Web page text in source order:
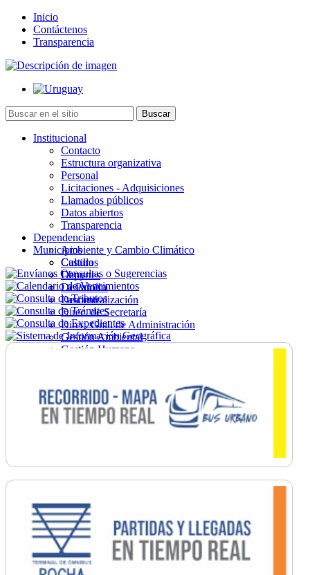
Inicio
Contáctenos
Transparencia
Institucional
Contacto
Estructura organizativa
Personal
Licitaciones - Adquisiciones
Llamados públicos
Datos abiertos
Transparencia
Dependencias
Ambiente y Cambio Climático
Cultura
Deportes
Desarrollo
Descentralización
Direc. de Secretaría
Direc. Gral. de Administración
Gestión Ambiental
Gestión Humana
Ordenamiento
Promoción Social
Salud
Secretaría General
Municipios
Castillos
Chuy
La Paloma
Lascano